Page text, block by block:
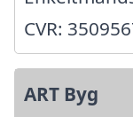
CVR:
ART Byg